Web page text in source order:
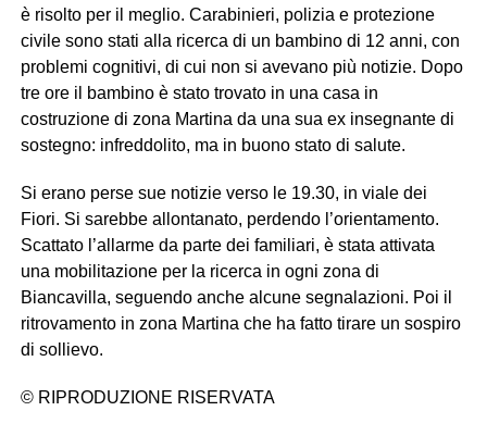
è risolto per il meglio. Carabinieri, polizia e protezione
civile sono stati alla ricerca di un bambino di 12 anni, con
problemi cognitivi, di cui non si avevano più notizie. Dopo
tre ore il bambino è stato trovato in una casa in
costruzione di zona Martina da una sua ex insegnante di
sostegno: infreddolito, ma in buono stato di salute.
Si erano perse sue notizie verso le 19.30, in viale dei
Fiori. Si sarebbe allontanato, perdendo l’orientamento.
Scattato l’allarme da parte dei familiari, è stata attivata
una mobilitazione per la ricerca in ogni zona di
Biancavilla, seguendo anche alcune segnalazioni. Poi il
ritrovamento in zona Martina che ha fatto tirare un sospiro
di sollievo.
© RIPRODUZIONE RISERVATA